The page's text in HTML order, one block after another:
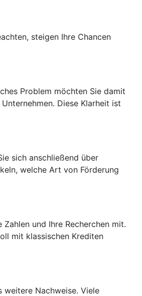
steigen Ihre Chancen
Problem möchten Sie damit
Diese Klarheit ist
sich anschließend über
welche Art von Förderung
und Ihre Recherchen mit.
mit klassischen Krediten
Nachweise. Viele